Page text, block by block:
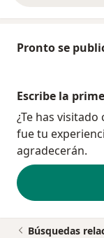
Pronto se
Escribe la
¿Te has visitado
fue tu
agradecerán.
Búsquedas